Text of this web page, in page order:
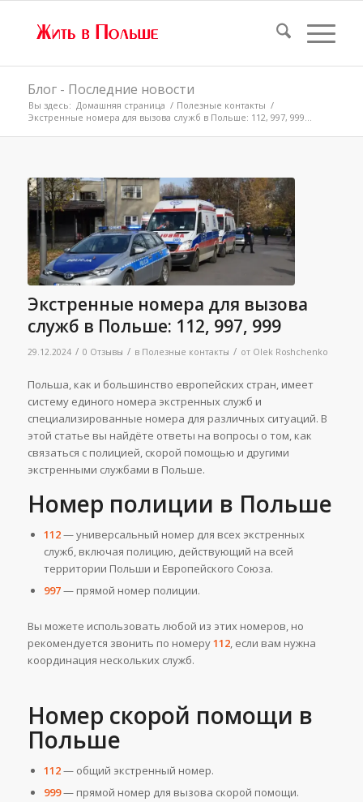
Блог - Последние новости
Вы здесь: Домашняя страница / Полезные контакты /
Экстренные номера для вызова служб в Польше: 112, 997, 999...
Экстренные номера для вызова
служб в Польше: 112, 997, 999
29.12.2024 / 0 Отзывы / в Полезные контакты / от Olek Roshchenko
Польша, как и большинство европейских стран, имеет
систему единого номера экстренных служб и
специализированные номера для различных ситуаций. В
этой статье вы найдёте ответы на вопросы о том, как
связаться с полицией, скорой помощью и другими
экстренными службами в Польше.
Номер полиции в Польше
112— универсальный номер для всех экстренных
служб, включая полицию, действующий на всей
территории Польши и Европейского Союза.
997— прямой номер полиции.
Вы можете использовать любой из этих номеров, но
рекомендуется звонить по номеру112, если вам нужна
координация нескольких служб.
Номер скорой помощи в
Польше
112— общий экстренный номер.
999— прямой номер для вызова скорой помощи.